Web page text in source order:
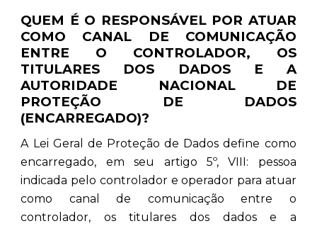
QUEM É O RESPONSÁVEL POR ATUAR
COMO CANAL DE COMUNICAÇÃO
ENTRE O CONTROLADOR, OS
TITULARES DOS DADOS E A
AUTORIDADE NACIONAL DE
PROTEÇÃO DE DADOS
(ENCARREGADO)?
A Lei Geral de Proteção de Dados define como
encarregado, em seu artigo 5º, VIII: pessoa
indicada pelo controlador e operador para atuar
como canal de comunicação entre o
controlador, os titulares dos dados e a